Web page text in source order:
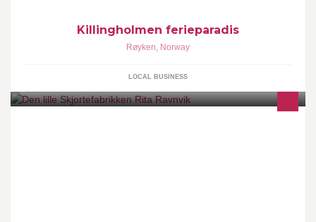
Killingholmen ferieparadis
Røyken, Norway
LOCAL BUSINESS